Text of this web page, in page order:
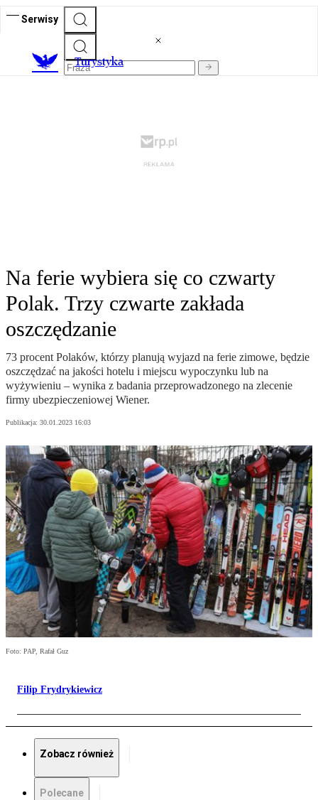
Serwisy
Turystyka
Na ferie wybiera się co czwarty
Polak. Trzy czwarte zakłada
oszczędzanie
73 procent Polaków, którzy planują wyjazd na ferie zimowe, będzie
oszczędzać na jakości hotelu i miejscu wypoczynku lub na
wyżywieniu – wynika z badania przeprowadzonego na zlecenie
firmy ubezpieczeniowej Wiener.
Publikacja: 30.01.2023 16:03
Foto: PAP, Rafał Guz
Filip Frydrykiewicz
Zobacz również
Polecane